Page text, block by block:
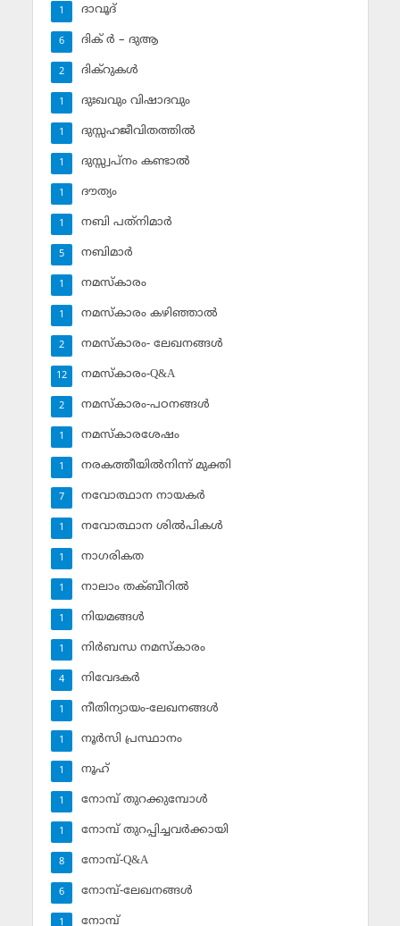
ദാവൂദ്‌
1
ദിക് ര്‍ – ദുആ
6
ദിക്‌റുകള്‍
2
ദുഃഖവും വിഷാദവും
1
ദുസ്സഹജീവിതത്തില്‍
1
ദുസ്സ്വപ്‌നം കണ്ടാല്‍
1
ദൗത്യം
1
നബി പത്‌നിമാര്‍
1
നബിമാര്‍
5
നമസ്‌കാരം
1
നമസ്‌കാരം കഴിഞ്ഞാല്‍
1
നമസ്‌കാരം- ലേഖനങ്ങള്‍
2
നമസ്‌കാരം-Q&A
12
നമസ്‌കാരം-പഠനങ്ങള്‍
2
നമസ്‌കാരശേഷം
1
നരകത്തീയില്‍നിന്ന് മുക്തി
1
നവോത്ഥാന നായകര്‍
7
നവോത്ഥാന ശില്‍പികള്‍
1
നാഗരികത
1
നാലാം തക്ബീറില്‍
1
നിയമങ്ങള്‍
1
നിര്‍ബന്ധ നമസ്‌കാരം
1
നിവേദകര്‍
4
നീതിന്യായം-ലേഖനങ്ങള്‍
1
നൂര്‍സി പ്രസ്ഥാനം
1
നൂഹ്‌
1
നോമ്പ് തുറക്കുമ്പോള്‍
1
നോമ്പ് തുറപ്പിച്ചവര്‍ക്കായി
1
നോമ്പ്-Q&A
8
നോമ്പ്-ലേഖനങ്ങള്‍
6
നോമ്പ്‌
1